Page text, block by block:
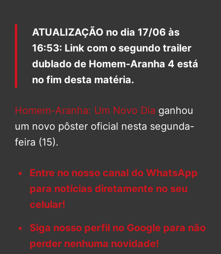
ATUALIZAÇÃO no dia 17/06 às
16:53: Link com o segundo trailer
dublado de Homem-Aranha 4 está
no fim desta matéria.
Homem-Aranha: Um Novo Dia ganhou
um novo pôster oficial nesta segunda-
feira (15).
Entre no nosso canal do WhatsApp
para notícias diretamente no seu
celular!
Siga nosso perfil no Google para não
perder nenhuma novidade!